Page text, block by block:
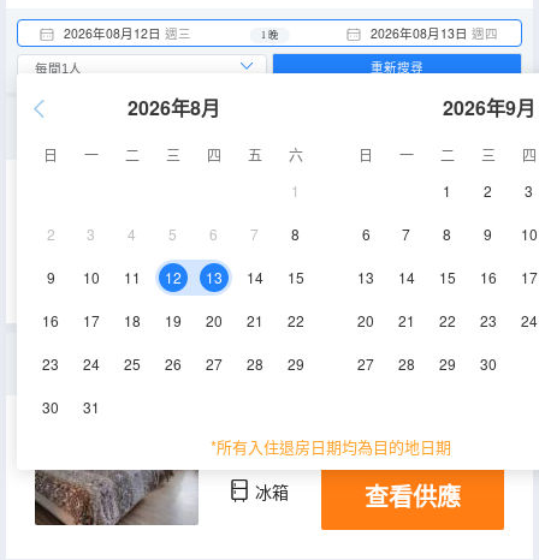
2026年08月12日 週三 2026年08月13日 週四
1 晚
2026年8月
日 一 二 三 四 五
六
1
2 3 4 5 6 7 8
9 10 11 12 13 14 15
16 17 18 19 20 21 22
23 24 25 26 27 28 29
30 31
2026年9月
日 一 二 三
四
1
2 3
6 7 8 9 10
13 14 15 16 17
20 21 22 23 24
27 28 29 30
*所有入住退房日期均為目的地日期
重新搜尋
21.5㎡ 淋浴
高檔客房， 2 張大床， 山景
25㎡ 空調 淋浴
冰箱 查看供應